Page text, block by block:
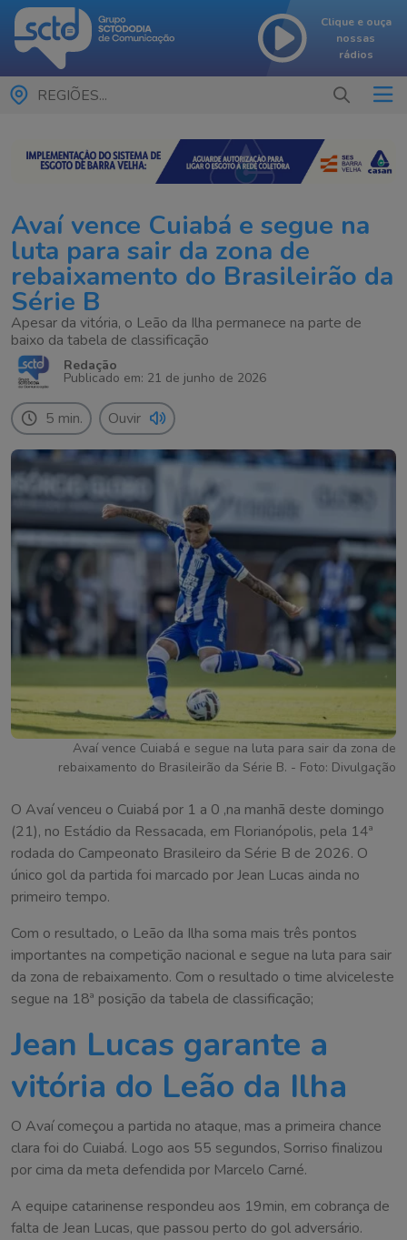
Clique e ouça
nossas
rádios
REGIÕES...
Avaí vence Cuiabá e segue na
luta para sair da zona de
rebaixamento do Brasileirão da
Série B
Apesar da vitória, o Leão da Ilha permanece na parte de
baixo da tabela de classificação
Redação
Publicado em: 21 de junho de 2026
5 min. Ouvir
Avaí vence Cuiabá e segue na luta para sair da zona de
rebaixamento do Brasileirão da Série B. - Foto: Divulgação
O Avaí venceu o Cuiabá por 1 a 0 ,na manhã deste domingo
(21), no Estádio da Ressacada, em Florianópolis, pela 14ª
rodada do Campeonato Brasileiro da Série B de 2026. O
único gol da partida foi marcado por Jean Lucas ainda no
primeiro tempo.
Com o resultado, o Leão da Ilha soma mais três pontos
importantes na competição nacional e segue na luta para sair
da zona de rebaixamento. Com o resultado o time alviceleste
segue na 18ª posição da tabela de classificação;
Jean Lucas garante a
vitória do Leão da Ilha
O Avaí começou a partida no ataque, mas a primeira chance
clara foi do Cuiabá. Logo aos 55 segundos, Sorriso finalizou
por cima da meta defendida por Marcelo Carné.
A equipe catarinense respondeu aos 19min, em cobrança de
falta de Jean Lucas, que passou perto do gol adversário.